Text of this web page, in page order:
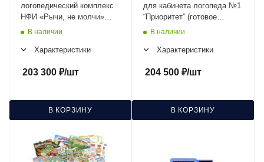
логопедический комплекс
НФИ «Рычи, не молчи»
Plus из серии
В наличии
Характеристики
203 300 ₽/шт
В КОРЗИНУ
для кабинета логопеда №1
“Приоритет” (готовое
решение)
В наличии
Характеристики
204 500 ₽/шт
В КОРЗИНУ